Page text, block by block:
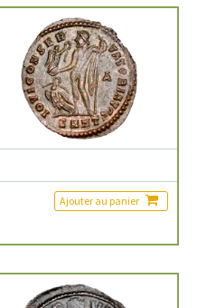
Ajouter au panier